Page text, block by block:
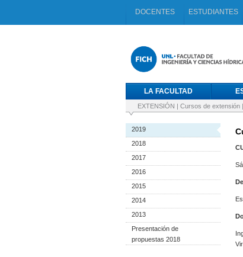
DOCENTES ESTUDIANTES
LA FACULTAD
EXTENSIÓN | Cursos de extensión |
2019
2018
2017
2016
2015
2014
2013
Presentación de
propuestas 2018